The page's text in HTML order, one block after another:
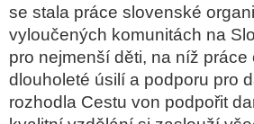
se stala práce slovenské
vyloučených komunitách na
pro nejmenší děti, na níž
dlouholeté úsilí a podporu pro
rozhodla Cestu von podpořit